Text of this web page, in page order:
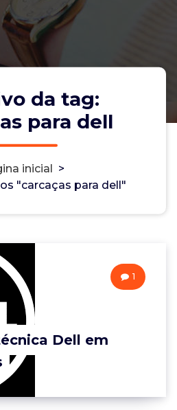
da tag:
para dell
inicial >
"carcaças para dell"
Dell em
1